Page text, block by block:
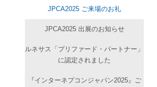
JPCA2025 ご来場のお礼
JPCA2025 出展のお知らせ
ルネサス「プリファード・パートナー」
に認定されました
『インターネプコンジャパン2025』ご